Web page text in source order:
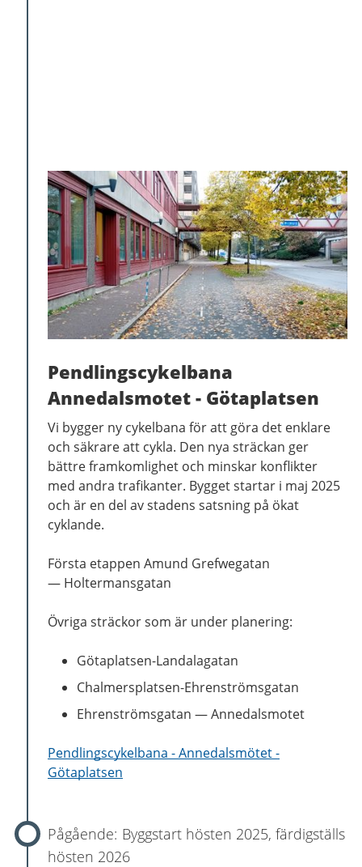
Pendlingscykelbana
Annedalsmotet - Götaplatsen
Vi bygger ny cykelbana för att göra det enklare
och säkrare att cykla. Den nya sträckan ger
bättre framkomlighet och minskar konflikter
med andra trafikanter. Bygget startar i maj 2025
och är en del av stadens satsning på ökat
cyklande.
Första etappen Amund Grefwegatan
— Holtermansgatan
Övriga sträckor som är under planering:
Götaplatsen-Landalagatan
Chalmersplatsen-Ehrenströmsgatan
Ehrenströmsgatan —Annedalsmotet
Pendlingscykelbana - Annedalsmötet -
Götaplatsen
Byggstart hösten 2025, färdigställs
hösten 2026